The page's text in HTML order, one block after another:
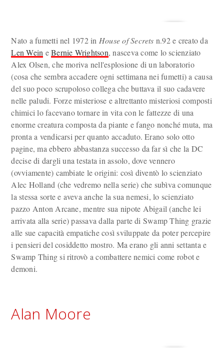
Nato a fumetti nel 1972 in House of Secrets n.92 e creato da
Len Wein eBernie Wrightson, nasceva come lo scienziato
Alex Olsen, che moriva nell'esplosione di un laboratorio
(cosa che sembra accadere ogni settimana nei fumetti) a causa
del suo poco scrupoloso collega che buttava il suo cadavere
nelle paludi. Forze misteriose e altrettanto misteriosi composti
chimici lo facevano tornare in vita con le fattezze di una
enorme creatura composta da piante e fango nonché muta, ma
pronta a vendicarsi per quanto accaduto. Erano solo otto
pagine, ma ebbero abbastanza successo da far sì che la DC
decise di dargli una testata in assolo, dove vennero
(ovviamente) cambiate le origini: così diventò lo scienziato
Alec Holland (che vedremo nella serie) che subìva comunque
la stessa sorte e aveva anche la sua nemesi, lo scienziato
pazzo Anton Arcane, mentre sua nipote Abigail (anche lei
arrivata alla serie) passava dalla parte di Swamp Thing grazie
alle sue capacità empatiche così sviluppate da poter percepire
i pensieri del cosiddetto mostro. Ma erano gli anni settanta e
Swamp Thing si ritrovò a combattere nemici come robot e
demoni.
Alan Moore